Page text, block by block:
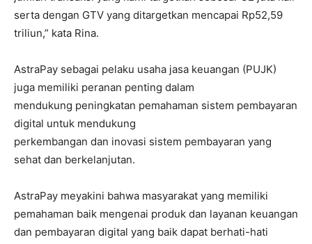
serta dengan GTV yang ditargetkan mencapai Rp52,59
triliun,” kata Rina.
AstraPay sebagai pelaku usaha jasa keuangan (PUJK)
juga memiliki peranan penting dalam
mendukung peningkatan pemahaman sistem pembayaran
digital untuk mendukung
perkembangan dan inovasi sistem pembayaran yang
sehat dan berkelanjutan.
AstraPay meyakini bahwa masyarakat yang memiliki
pemahaman baik mengenai produk dan layanan keuangan
dan pembayaran digital yang baik dapat berhati-hati